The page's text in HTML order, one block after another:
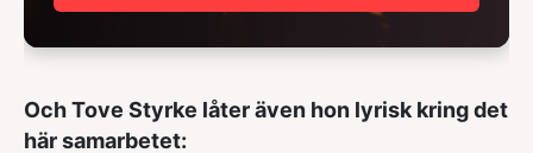
Och Tove Styrke låter även hon lyrisk kring det
här samarbetet: